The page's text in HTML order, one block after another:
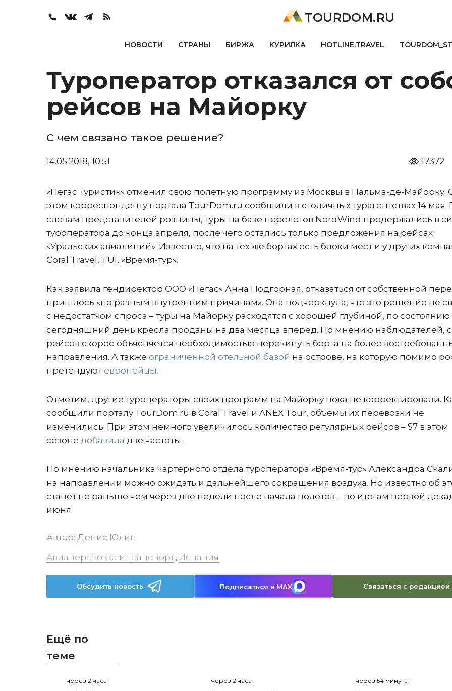
TOURDOM.RU
НОВОСТИ СТРАНЫ БИРЖА КУРИЛКА HOTLINE.TRAVEL
Туроператор отказался от
рейсов на Майорку
С чем связано такое решение?
14.05.2018, 10:51 17372
«Пегас Туристик» отменил свою полетную программу из Москвы в Пальма-де-Майорку.
этом корреспонденту портала TourDom.ru сообщили в столичных турагентствах 14 мая.
словам представителей розницы, туры на базе перелетов NordWind продержались в
туроператора до конца апреля, после чего остались только предложения на рейсах
«Уральских авиалиний». Известно, что на тех же бортах есть блоки мест и у других
Coral Travel, TUI, «Время-тур».
Как заявила гендиректор ООО «Пегас» Анна Подгорная, отказаться от собственной
пришлось «по разным внутренним причинам». Она подчеркнула, что это решение не
с недостатком спроса – туры на Майорку расходятся с хорошей глубиной, по состоянию
сегодняшний день кресла проданы на два месяца вперед. По мнению наблюдателей,
рейсов скорее объясняется необходимостью перекинуть борта на более
направления. А также ограниченной отельной базой на острове, на которую помимо
претендуютевропейцы.
Отметим, другие туроператоры своих программ на Майорку пока не корректировали.
сообщили порталу TourDom.ru в Coral Travel и ANEX Tour, объемы их перевозки не
изменились. При этом немного увеличилось количество регулярных рейсов – S7 в этом
сезоне добавила две частоты.
По мнению начальника чартерного отдела туроператора «Время-тур» Александра
на направлении можно ожидать и дальнейшего сокращения воздуха. Но известно об
станет не раньше чем через две недели после начала полетов – по итогам первой
июня.
Автор: Денис Юлин
Авиаперевозка и транспорт, Испания
Обсудить новость Подписаться в MAX Связаться с редакцией
Ещё по
теме
через 2 часа через 2 часа через 54 минуты